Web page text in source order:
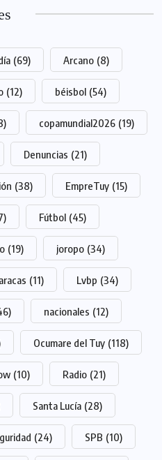
(69) Arcano (8)
(12) béisbol (54)
copamundial2026 (19)
Denuncias (21)
(38) EmpreTuy (15)
Fútbol (45)
(19) joropo (34)
(11) Lvbp (34)
nacionales (12)
Ocumare del Tuy (118)
(10) Radio (21)
Santa Lucía (28)
(24) SPB (10)